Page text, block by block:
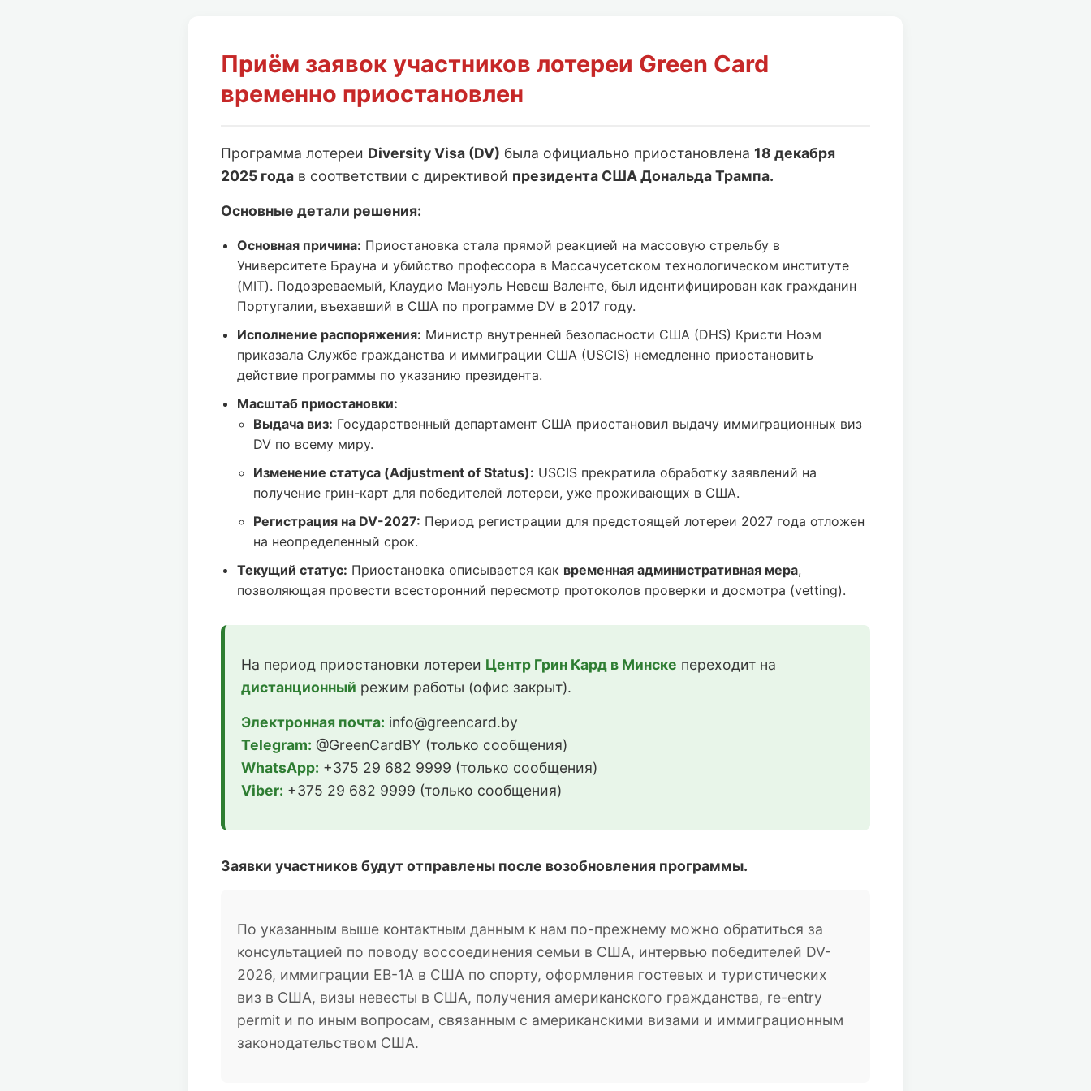
Приём заявок участников лотереи Green Card
временно приостановлен
Программа лотереи Diversity Visa (DV) была официально приостановлена 18 декабря
2025 года в соответствии с директивой президента США Дональда Трампа.
Основные детали решения:
Основная причина: Приостановка стала прямой реакцией на массовую стрельбу в
Университете Брауна и убийство профессора в Массачусетском технологическом институте
(MIT). Подозреваемый, Клаудио Мануэль Невеш Валенте, был идентифицирован как гражданин
Португалии, въехавший в США по программе DV в 2017 году.
Исполнение распоряжения: Министр внутренней безопасности США (DHS) Кристи Ноэм
приказала Службе гражданства и иммиграции США (USCIS) немедленно приостановить
действие программы по указанию президента.
Масштаб приостановки:
Выдача виз: Государственный департамент США приостановил выдачу иммиграционных виз
DV по всему миру.
Изменение статуса (Adjustment of Status): USCIS прекратила обработку заявлений на
получение грин-карт для победителей лотереи, уже проживающих в США.
Регистрация на DV-2027: Период регистрации для предстоящей лотереи 2027 года отложен
на неопределенный срок.
Текущий статус: Приостановка описывается как временная административная мера,
позволяющая провести всесторонний пересмотр протоколов проверки и досмотра (vetting).
На период приостановки лотереи Центр Грин Кард в Минске переходит на
дистанционный режим работы (офис закрыт).
Электронная почта: info@greencard.by
Telegram: @GreenCardBY (только сообщения)
WhatsApp: +375 29 682 9999 (только сообщения)
Viber: +375 29 682 9999 (только сообщения)
Заявки участников будут отправлены после возобновления программы.
По указанным выше контактным данным к нам по-прежнему можно обратиться за
консультацией по поводу воссоединения семьи в США, интервью победителей DV-
2026, иммиграции EB-1A в США по спорту, оформления гостевых и туристических
виз в США, визы невесты в США, получения американского гражданства, re-entry
permit и по иным вопросам, связанным с американскими визами и иммиграционным
законодательством США.